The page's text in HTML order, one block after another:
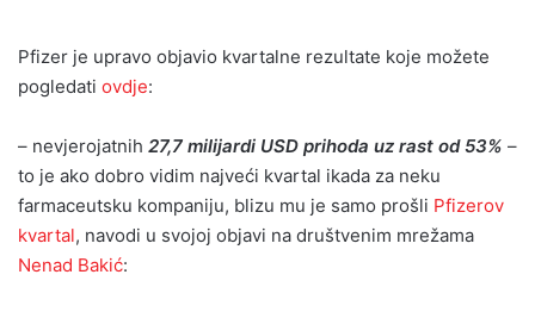
Pfizer je upravo objavio kvartalne rezultate koje možete
pogledati ovdje:
– nevjerojatnih 27,7 milijardi USD prihoda uz rast od 53% –
to je ako dobro vidim najveći kvartal ikada za neku
farmaceutsku kompaniju, blizu mu je samo prošli Pfizerov
kvartal, navodi u svojoj objavi na društvenim mrežama
Nenad Bakić: